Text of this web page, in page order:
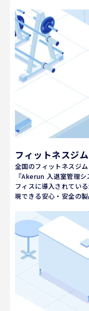
フィットネスジ
全国のフィットネスジ
『Akerun 入退室管理
フィスに導入されてい
現できる安心・安全の